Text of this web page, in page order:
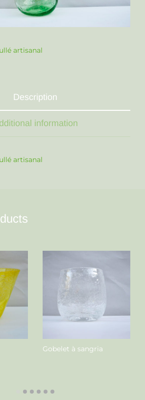
artisanal
Description
information
artisanal
Gobelet à sangria